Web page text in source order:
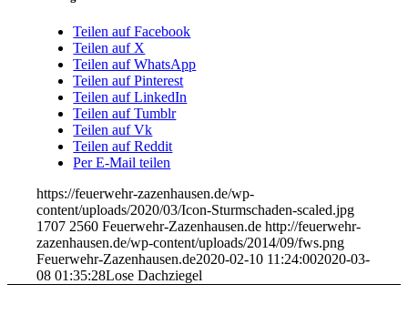
Teilen auf Facebook
Teilen auf X
Teilen auf WhatsApp
Teilen auf Pinterest
Teilen auf LinkedIn
Teilen auf Tumblr
Teilen auf Vk
Teilen auf Reddit
Per E-Mail teilen
https://feuerwehr-zazenhausen.de/wp-
content/uploads/2020/03/Icon-Sturmschaden-scaled.jpg
1707 2560 Feuerwehr-Zazenhausen.de http://feuerwehr-
zazenhausen.de/wp-content/uploads/2014/09/fws.png
Feuerwehr-Zazenhausen.de2020-02-10 11:24:002020-03-
08 01:35:28Lose Dachziegel